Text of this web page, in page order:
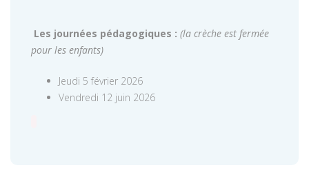
Les journées pédagogiques : (la crèche est fermée
pour les enfants)
Jeudi 5 février 2026
Vendredi 12 juin 2026